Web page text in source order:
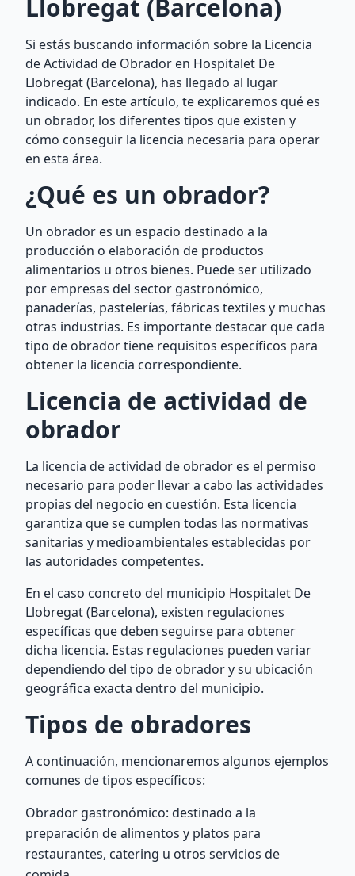
Llobregat (Barcelona)
Si estás buscando información sobre la Licencia
de Actividad de Obrador en Hospitalet De
Llobregat (Barcelona), has llegado al lugar
indicado. En este artículo, te explicaremos qué es
un obrador, los diferentes tipos que existen y
cómo conseguir la licencia necesaria para operar
en esta área.
¿Qué es un obrador?
Un obrador es un espacio destinado a la
producción o elaboración de productos
alimentarios u otros bienes. Puede ser utilizado
por empresas del sector gastronómico,
panaderías, pastelerías, fábricas textiles y muchas
otras industrias. Es importante destacar que cada
tipo de obrador tiene requisitos específicos para
obtener la licencia correspondiente.
Licencia de actividad de
obrador
La licencia de actividad de obrador es el permiso
necesario para poder llevar a cabo las actividades
propias del negocio en cuestión. Esta licencia
garantiza que se cumplen todas las normativas
sanitarias y medioambientales establecidas por
las autoridades competentes.
En el caso concreto del municipio Hospitalet De
Llobregat (Barcelona), existen regulaciones
específicas que deben seguirse para obtener
dicha licencia. Estas regulaciones pueden variar
dependiendo del tipo de obrador y su ubicación
geográfica exacta dentro del municipio.
Tipos de obradores
A continuación, mencionaremos algunos ejemplos
comunes de tipos específicos:
Obrador gastronómico: destinado a la
preparación de alimentos y platos para
restaurantes, catering u otros servicios de